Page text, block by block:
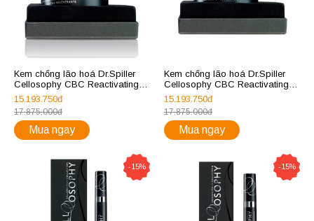
Kem chống lão hoá Dr.Spiller
Cellosophy CBC Reactivating
Cream
15.193.750đ
17.875.000đ
Mua ngay
Kem chống lão hoá Dr.Spiller
Cellosophy CBC Reactivating
Cream Light
15.193.750đ
17.875.000đ
Mua ngay
-15% -15%